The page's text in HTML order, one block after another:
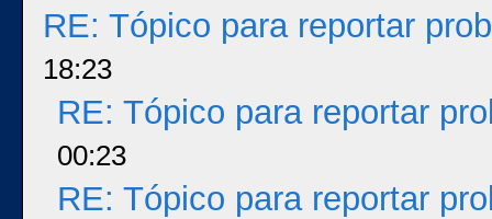
RE: Tópico para reportar
18:23
RE: Tópico para reportar
00:23
RE: Tópico para reportar